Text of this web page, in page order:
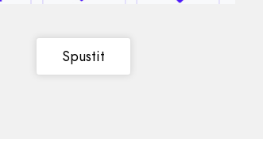
Spustit